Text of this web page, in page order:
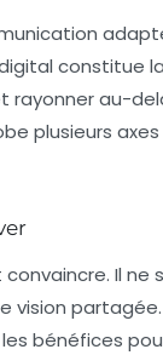
constitue
rayonner au-
plusieurs
Il ne
vision
bénéfices